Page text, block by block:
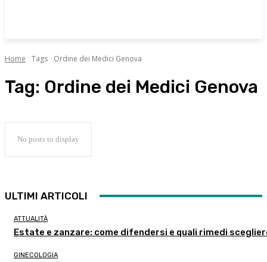
Home Tags Ordine dei Medici Genova
Tag: Ordine dei Medici Genova
No posts to display
ULTIMI ARTICOLI
ATTUALITÀ
Estate e zanzare: come difendersi e quali rimedi
GINECOLOGIA